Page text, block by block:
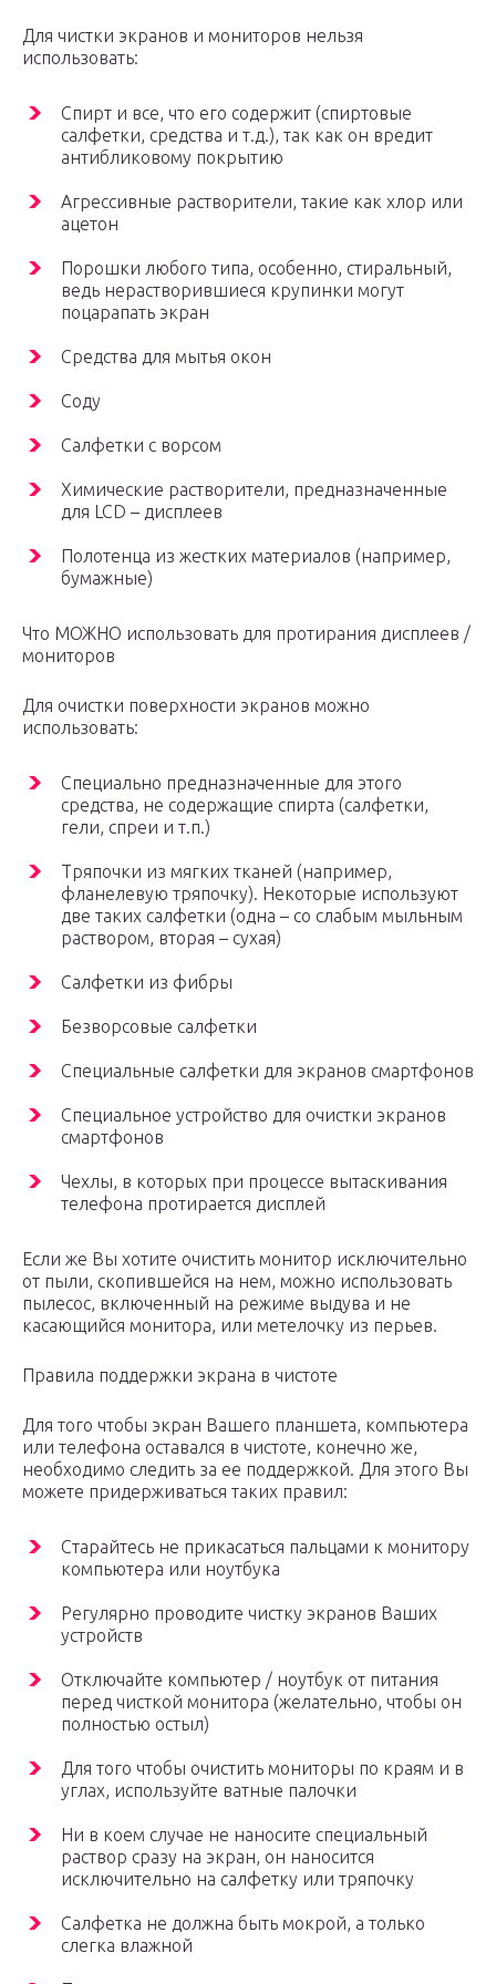
Для чистки экранов и мониторов нельзя
использовать:
Спирт и все, что его содержит (спиртовые
салфетки, средства и т.д.), так как он вредит
антибликовому покрытию
Агрессивные растворители, такие как хлор или
ацетон
Порошки любого типа, особенно, стиральный,
ведь нерастворившиеся крупинки могут
поцарапать экран
Средства для мытья окон
Соду
Салфетки с ворсом
Химические растворители, предназначенные
для LCD – дисплеев
Полотенца из жестких материалов (например,
бумажные)
Что МОЖНО использовать для протирания дисплеев /
мониторов
Для очистки поверхности экранов можно
использовать:
Специально предназначенные для этого
средства, не содержащие спирта (салфетки,
гели, спреи и т.п.)
Тряпочки из мягких тканей (например,
фланелевую тряпочку). Некоторые используют
две таких салфетки (одна – со слабым мыльным
раствором, вторая – сухая)
Салфетки из фибры
Безворсовые салфетки
Специальные салфетки для экранов смартфонов
Специальное устройство для очистки экранов
смартфонов
Чехлы, в которых при процессе вытаскивания
телефона протирается дисплей
Если же Вы хотите очистить монитор исключительно
от пыли, скопившейся на нем, можно использовать
пылесос, включенный на режиме выдува и не
касающийся монитора, или метелочку из перьев.
Правила поддержки экрана в чистоте
Для того чтобы экран Вашего планшета, компьютера
или телефона оставался в чистоте, конечно же,
необходимо следить за ее поддержкой. Для этого Вы
можете придерживаться таких правил:
Старайтесь не прикасаться пальцами к монитору
компьютера или ноутбука
Регулярно проводите чистку экранов Ваших
устройств
Отключайте компьютер / ноутбук от питания
перед чисткой монитора (желательно, чтобы он
полностью остыл)
Для того чтобы очистить мониторы по краям и в
углах, используйте ватные палочки
Ни в коем случае не наносите специальный
раствор сразу на экран, он наносится
исключительно на салфетку или тряпочку
Салфетка не должна быть мокрой, а только
слегка влажной